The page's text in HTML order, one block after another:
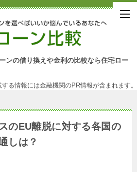
ンの借り換えや金利の比較なら住宅ロー
る情報には金融機関のPR情報が含まれます。
のEU離脱に対する各国の
しは？